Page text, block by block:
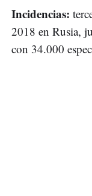
Incidencias:
2018 en Rusia,
con 34.000